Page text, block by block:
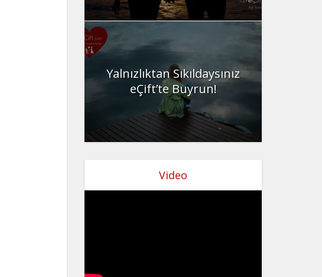
Yalnızlıktan Sıkıldaysınız
eÇift’te Buyrun!
Video